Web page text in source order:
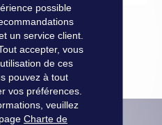
possible
un service client.
accepter, vous
de ces
pouvez à tout
vos préférences.
veuillez
Charte de